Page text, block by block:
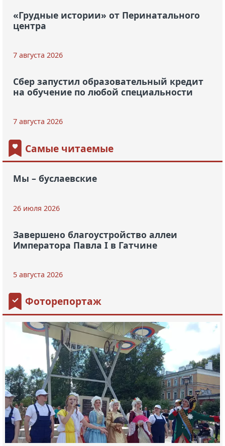
«Грудные истории» от Перинатального
центра
7 августа 2026
Сбер запустил образовательный кредит
на обучение по любой специальности
7 августа 2026
Самые читаемые
Мы – буслаевские
26 июля 2026
Завершено благоустройство аллеи
Императора Павла I в Гатчине
5 августа 2026
Фоторепортаж